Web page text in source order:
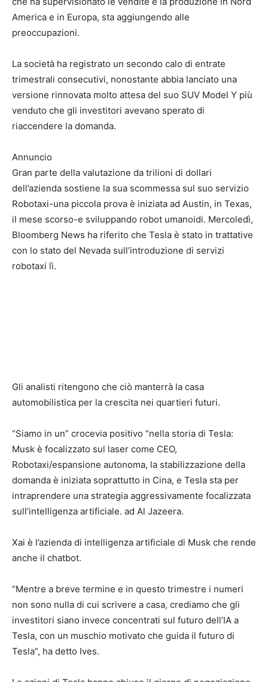
America e in Europa, sta aggiungendo alle
preoccupazioni.
La società ha registrato un secondo calo di entrate
trimestrali consecutivi, nonostante abbia lanciato una
versione rinnovata molto attesa del suo SUV Model Y più
venduto che gli investitori avevano sperato di
riaccendere la domanda.
Annuncio
Gran parte della valutazione da trilioni di dollari
dell’azienda sostiene la sua scommessa sul suo servizio
Robotaxi-una piccola prova è iniziata ad Austin, in Texas,
il mese scorso-e sviluppando robot umanoidi. Mercoledì,
Bloomberg News ha riferito che Tesla è stato in trattative
con lo stato del Nevada sull’introduzione di servizi
robotaxi lì.
Gli analisti ritengono che ciò manterrà la casa
automobilistica per la crescita nei quartieri futuri.
“Siamo in un” crocevia positivo “nella storia di Tesla:
Musk è focalizzato sul laser come CEO,
Robotaxi/espansione autonoma, la stabilizzazione della
domanda è iniziata soprattutto in Cina, e Tesla sta per
intraprendere una strategia aggressivamente focalizzata
sull’intelligenza artificiale. ad Al Jazeera.
Xai è l’azienda di intelligenza artificiale di Musk che rende
anche il chatbot.
“Mentre a breve termine e in questo trimestre i numeri
non sono nulla di cui scrivere a casa, crediamo che gli
investitori siano invece concentrati sul futuro dell’IA a
Tesla, con un muschio motivato che guida il futuro di
Tesla”, ha detto Ives.